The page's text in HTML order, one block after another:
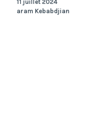
11 juillet 2024
aram Kebabdjian